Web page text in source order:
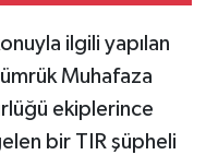
ilgili yapılan
Muhafaza
ekiplerince
bir TIR şüpheli